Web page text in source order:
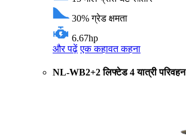
30% ग्रेड क्षमता
6.67hp
और पढ़ें एक कहावत कहना
NL-WB2+2 लिफ्टेड 4 यात्री परिवहन